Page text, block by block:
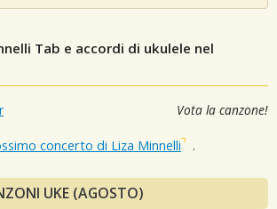
Tab e accordi di ukulele nel
Vota la canzone!
concerto di Liza Minnelli .
UKE (AGOSTO)